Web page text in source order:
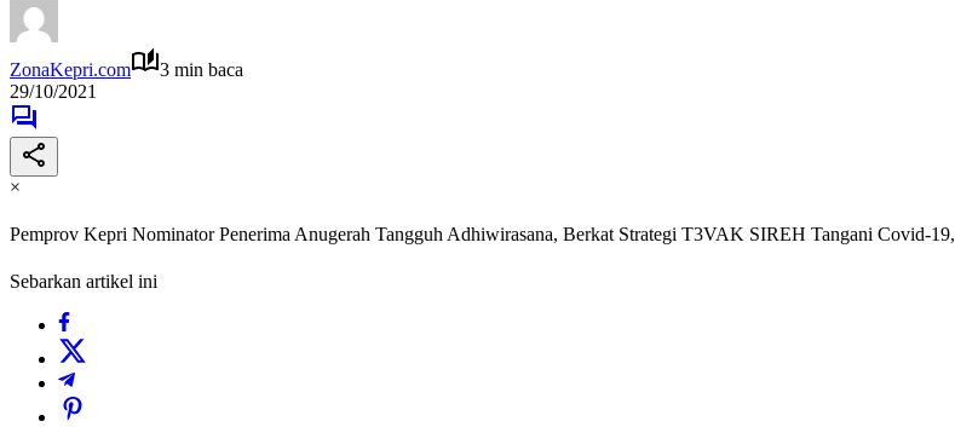
ZonaKepri.com
3 min baca
29/10/2021
×
Pemprov Kepri Nominator Penerima Anugerah Tangguh Adhiwirasana, Berkat Strategi T3VAK SIREH Tangani Covid-19,
Sebarkan artikel ini